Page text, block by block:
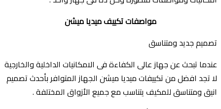
مواصفات تكييف ميديا ميشن
تصميم جديد ومتناسق
عندما تبحث عن جهاز عالى الكفاءة فى الامكانيات الداخلية والخارجية
لا تجد افضل من تكييفات ميديا ميشن الجهاز المتوافر بأحدث تصميم
انيق ومتناسق للمكيف يتناسب مع جميع الأزواق المختلفة .